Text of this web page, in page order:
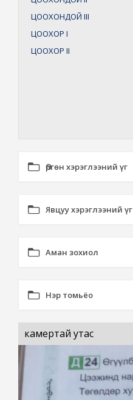
ЦООХОНДОЙ III
ЦООХОР I
ЦООХОР II
Өргөн хэрэглээний үг
Явцуу хэрэглээний үг
Аман зохиол
Нэр томьёо
камертай утас